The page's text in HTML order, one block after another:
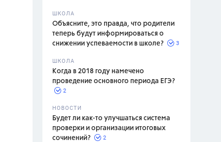
ШКОЛА
Объясните, это правда, что родители
теперь будут информироваться о
снижении успеваемости в школе?
3
ШКОЛА
Когда в 2018 году намечено
проведение основного периода ЕГЭ?
2
НОВОСТИ
Будет ли как-то улучшаться система
проверки и организации итоговых
сочинений?
2